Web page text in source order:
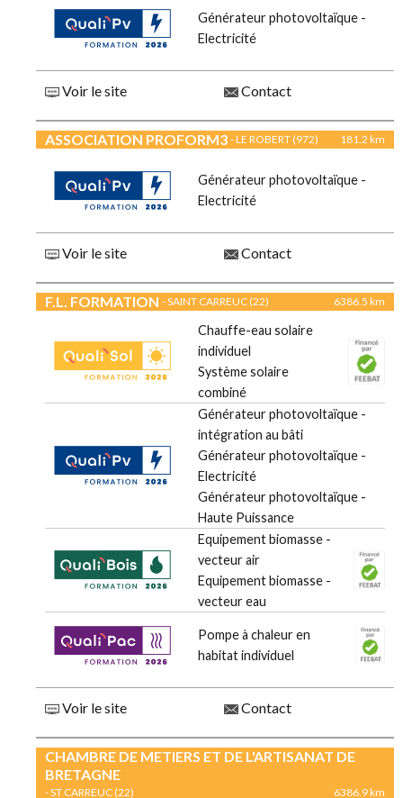
Générateur photovoltaïque -
Electricité
Voir le site Contact
ASSOCIATION PROFORM3 - LE ROBERT (972) 181.2 km
Générateur photovoltaïque -
Electricité
Voir le site Contact
F.L. FORMATION - SAINT CARREUC (22) 6386.5 km
Chauffe-eau solaire
individuel
Système solaire
combiné
Générateur photovoltaïque -
intégration au bâti
Générateur photovoltaïque -
Electricité
Générateur photovoltaïque -
Haute Puissance
Equipement biomasse -
vecteur air
Equipement biomasse -
vecteur eau
Pompe à chaleur en
habitat individuel
Voir le site Contact
CHAMBRE DE METIERS ET DE L'ARTISANAT DE
BRETAGNE
- ST CARREUC (22) 6386.9 km